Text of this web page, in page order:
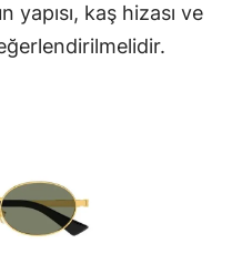
kaş hizası ve